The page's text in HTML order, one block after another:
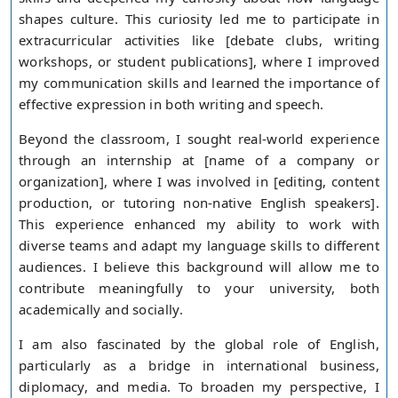
shapes culture. This curiosity led me to participate in
extracurricular activities like [debate clubs, writing
workshops, or student publications], where I improved
my communication skills and learned the importance of
effective expression in both writing and speech.
Beyond the classroom, I sought real-world experience
through an internship at [name of a company or
organization], where I was involved in [editing, content
production, or tutoring non-native English speakers].
This experience enhanced my ability to work with
diverse teams and adapt my language skills to different
audiences. I believe this background will allow me to
contribute meaningfully to your university, both
academically and socially.
I am also fascinated by the global role of English,
particularly as a bridge in international business,
diplomacy, and media. To broaden my perspective, I